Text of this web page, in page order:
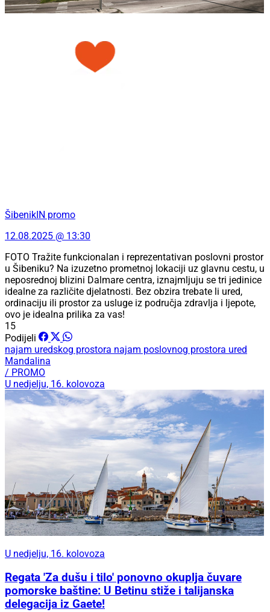
ŠibenikIN promo
12.08.2025 @ 13:30
FOTO Tražite funkcionalan i reprezentativan poslovni prostor
u Šibeniku? Na izuzetno prometnoj lokaciji uz glavnu cestu, u
neposrednoj blizini Dalmare centra, iznajmljuju se tri jedinice
idealne za različite djelatnosti. Bez obzira trebate li ured,
ordinaciju ili prostor za usluge iz područja zdravlja i ljepote,
ovo je idealna prilika za vas!
15
Podijeli
najam uredskog prostora najam poslovnog prostora ured
Mandalina
/ PROMO
U nedjelju, 16. kolovoza
U nedjelju, 16. kolovoza
Regata 'Za dušu i tilo' ponovno okuplja čuvare
pomorske baštine: U Betinu stiže i talijanska
delegacija iz Gaete!